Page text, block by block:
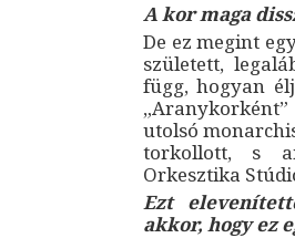
A kor maga
De ez megint
született,
függ, hogyan
utolsó
torkollott, s
Orkesztika
Ezt
akkor, hogy ez